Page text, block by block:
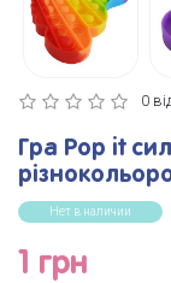
0
Гра Pop it
Нет в наличии
1 грн